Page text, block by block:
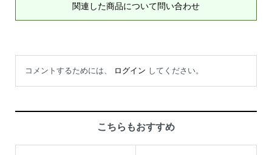
関連した商品について問い合わせ
コメントするためには、 ログイン してください。
こちらもおすすめ